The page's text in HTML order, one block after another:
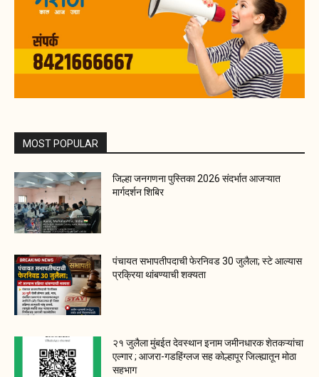
MOST POPULAR
जिल्हा जनगणना पुस्तिका 2026 संदर्भात आजऱ्यात
मार्गदर्शन शिबिर
पंचायत सभापतीपदाची फेरनिवड 30 जुलैला; स्टे आल्यास
प्रक्रिया थांबण्याची शक्यता
२१ जुलैला मुंबईत देवस्थान इनाम जमीनधारक शेतकऱ्यांचा
एल्गार ; आजरा-गडहिंग्लज सह कोल्हापूर जिल्ह्यातून मोठा
सहभाग